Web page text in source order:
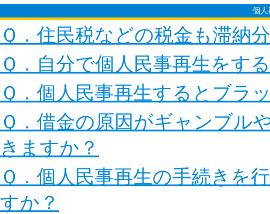
個人
Ｑ．住民税などの税金も滞納
Ｑ．自分で個人民事再生をす
Ｑ．個人民事再生するとブラ
Ｑ．借金の原因がギャンブル
きますか？
Ｑ．個人民事再生の手続きを
すか？